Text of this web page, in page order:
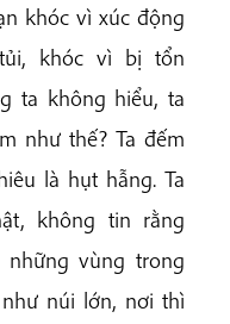
khóc vì xúc động
khóc vì bị tổn
ta không hiểu, ta
như thế? Ta đếm
là hụt hẫng. Ta
không tin rằng
vùng trong
núi lớn, nơi thì